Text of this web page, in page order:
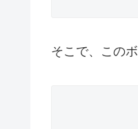
そこで、この